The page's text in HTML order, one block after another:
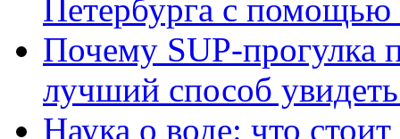
Петербурга с помощью
Почему SUP-прогулка
лучший способ
Наука о воде: что